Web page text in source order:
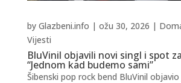
BluVinil objavili novi singl i spot
“Jednom kad budemo sami”
by Glazbeni.info | ožu 30, 2026 |
Vijesti
Šibenski pop rock bend BluVinil